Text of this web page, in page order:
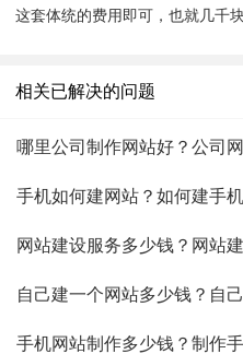
这套体统的费用即可，也就几千块
相关已解决的问题